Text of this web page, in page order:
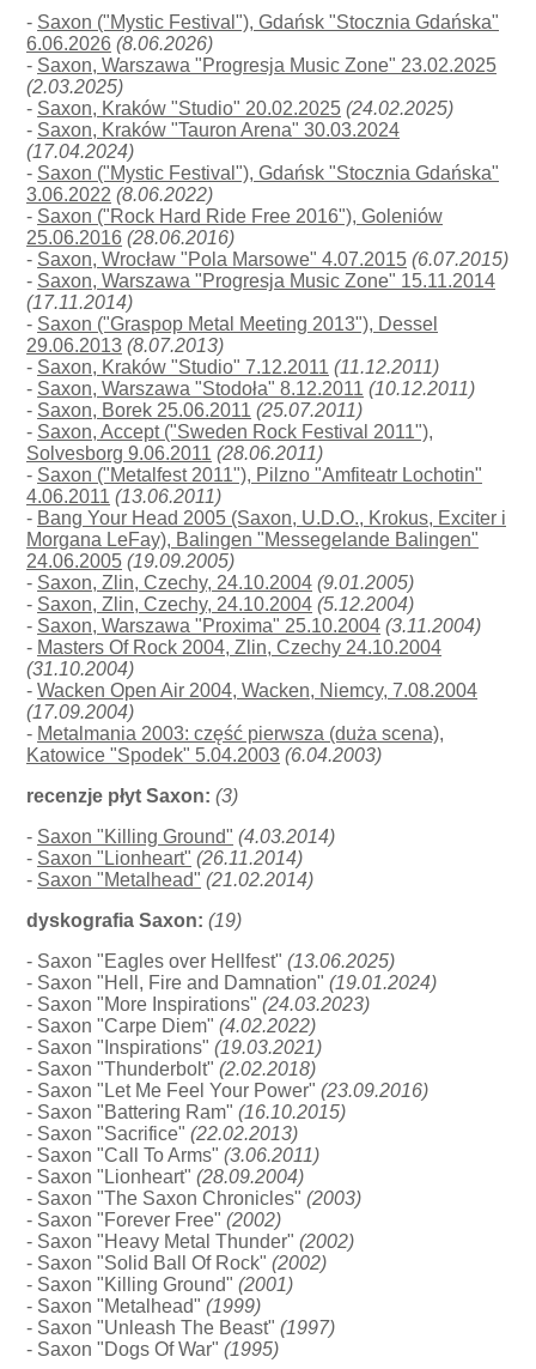
- Saxon ("Mystic Festival"), Gdańsk "Stocznia Gdańska"
6.06.2026 (8.06.2026)
- Saxon, Warszawa "Progresja Music Zone" 23.02.2025
(2.03.2025)
- Saxon, Kraków "Studio" 20.02.2025 (24.02.2025)
- Saxon, Kraków "Tauron Arena" 30.03.2024
(17.04.2024)
- Saxon ("Mystic Festival"), Gdańsk "Stocznia Gdańska"
3.06.2022 (8.06.2022)
- Saxon ("Rock Hard Ride Free 2016"), Goleniów
25.06.2016 (28.06.2016)
- Saxon, Wrocław "Pola Marsowe" 4.07.2015 (6.07.2015)
- Saxon, Warszawa "Progresja Music Zone" 15.11.2014
(17.11.2014)
- Saxon ("Graspop Metal Meeting 2013"), Dessel
29.06.2013 (8.07.2013)
- Saxon, Kraków "Studio" 7.12.2011 (11.12.2011)
- Saxon, Warszawa "Stodoła" 8.12.2011 (10.12.2011)
- Saxon, Borek 25.06.2011 (25.07.2011)
- Saxon, Accept ("Sweden Rock Festival 2011"),
Solvesborg 9.06.2011 (28.06.2011)
- Saxon ("Metalfest 2011"), Pilzno "Amfiteatr Lochotin"
4.06.2011 (13.06.2011)
- Bang Your Head 2005 (Saxon, U.D.O., Krokus, Exciter i
Morgana LeFay), Balingen "Messegelande Balingen"
24.06.2005 (19.09.2005)
- Saxon, Zlin, Czechy, 24.10.2004 (9.01.2005)
- Saxon, Zlin, Czechy, 24.10.2004 (5.12.2004)
- Saxon, Warszawa "Proxima" 25.10.2004 (3.11.2004)
- Masters Of Rock 2004, Zlin, Czechy 24.10.2004
(31.10.2004)
-Wacken Open Air 2004, Wacken, Niemcy, 7.08.2004
(17.09.2004)
- Metalmania 2003: część pierwsza (duża scena),
Katowice "Spodek" 5.04.2003 (6.04.2003)
recenzje płyt Saxon: (3)
- Saxon "Killing Ground" (4.03.2014)
- Saxon "Lionheart" (26.11.2014)
- Saxon "Metalhead" (21.02.2014)
dyskografia Saxon: (19)
- Saxon "Eagles over Hellfest"(13.06.2025)
- Saxon "Hell, Fire and Damnation"(19.01.2024)
- Saxon "More Inspirations"(24.03.2023)
- Saxon "Carpe Diem"(4.02.2022)
- Saxon "Inspirations"(19.03.2021)
- Saxon "Thunderbolt"(2.02.2018)
- Saxon "Let Me Feel Your Power"(23.09.2016)
- Saxon "Battering Ram"(16.10.2015)
- Saxon "Sacrifice"(22.02.2013)
- Saxon "Call To Arms"(3.06.2011)
- Saxon "Lionheart"(28.09.2004)
- Saxon "The Saxon Chronicles"(2003)
- Saxon "Forever Free"(2002)
- Saxon "Heavy Metal Thunder"(2002)
- Saxon "Solid Ball Of Rock"(2002)
- Saxon "Killing Ground"(2001)
- Saxon "Metalhead"(1999)
- Saxon "Unleash The Beast"(1997)
- Saxon "Dogs Of War"(1995)